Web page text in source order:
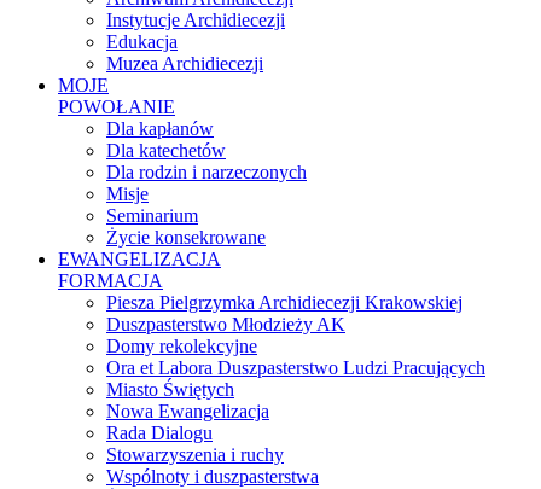
Instytucje Archidiecezji
Edukacja
Muzea Archidiecezji
MOJE
POWOŁANIE
Dla kapłanów
Dla katechetów
Dla rodzin i narzeczonych
Misje
Seminarium
Życie konsekrowane
EWANGELIZACJA
FORMACJA
Piesza Pielgrzymka Archidiecezji Krakowskiej
Duszpasterstwo Młodzieży AK
Domy rekolekcyjne
Ora et Labora Duszpasterstwo Ludzi Pracujących
Miasto Świętych
Nowa Ewangelizacja
Rada Dialogu
Stowarzyszenia i ruchy
Wspólnoty i duszpasterstwa